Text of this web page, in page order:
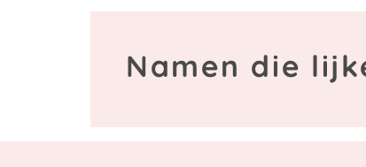
Namen die